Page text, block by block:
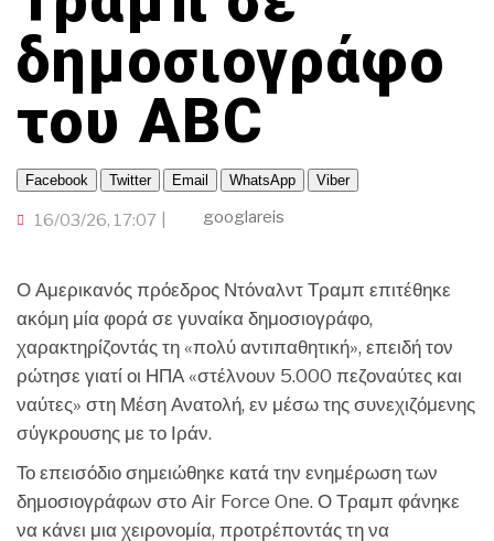
TRAVELLER
INFLUENCER
GAMER
ΒΡΟΥΜ ΒΡΟΥΜ
ΤΟΠΙΚΗ ΑΥΤΟΔΙΟΙΚΗΣΗ
ΟΙΚΟΝΟΜΙΑ
ΠΟΡΤΟΚΑΛΙ ΘΕΑ
ΑΛΛΑ ΣΠΟΡ
Ο ΛΑΟΣ ΤΡΑΓΟΥΔΙ ΘΕΛΕΙ
ΜΕΓΑΣ CHEF
ΕΚΕΙ ΣΤΑ ΞΕΝΑ
δημοσιογράφο
του ABC
Facebook Twitter Email WhatsApp Viber
16/03/26, 17:07 googlareis
Ο Αμερικανός πρόεδρος Ντόναλντ Τραμπ επιτέθηκε
ακόμη μία φορά σε γυναίκα δημοσιογράφο,
χαρακτηρίζοντάς τη «πολύ αντιπαθητική», επειδή τον
ρώτησε γιατί οι ΗΠΑ «στέλνουν 5.000 πεζοναύτες και
ναύτες» στη Μέση Ανατολή, εν μέσω της συνεχιζόμενης
σύγκρουσης με το Ιράν.
Το επεισόδιο σημειώθηκε κατά την ενημέρωση των
δημοσιογράφων στο Air Force One. Ο Τραμπ φάνηκε
να κάνει μια χειρονομία, προτρέποντάς τη να